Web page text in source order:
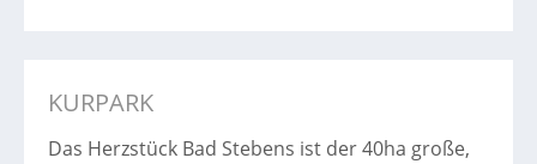
KURPARK
Das Herzstück Bad Stebens ist der 40ha große,